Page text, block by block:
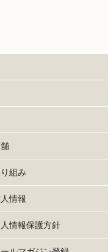
組み
情報
情報保護方針